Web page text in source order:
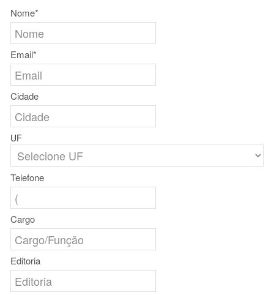
Nome*
Email*
Cidade
UF
Telefone
Cargo
Editoria